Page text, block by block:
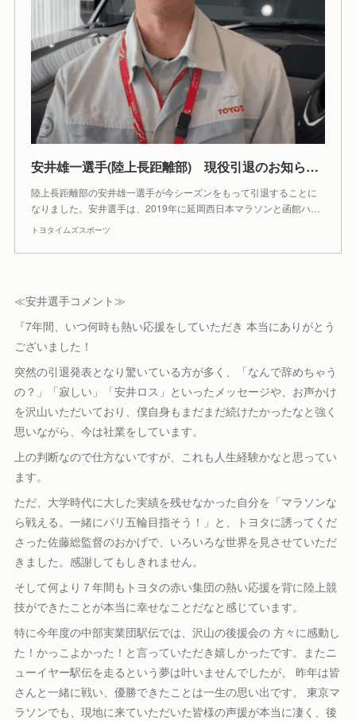
安井雄一選手(陸上長距離部) 現役引退のお知らせ | トヨタイムズスポーツ
陸上長距離部の安井雄一選手が今シーズンをもって引退することに
なりました。安井選手は、2019年に延岡西日本マラソンと函館ハ…
トヨタイムズスポーツ
≪安井選手コメント≫
『7年間、いつ何時も熱い応援をしていただき 本当にありがとう
ございました！
突然の引退発表となり驚いている方が多く、「なんで辞めちゃう
の？」「寂しい」「安井ロス」といったメッセージや、お声かけ
を沢山いただいており、僕自身もまだまだ続けたかったなと強く
思いながら、今は社業をしています。
上の判断なので仕方ないですが、これも人生経験かなと思ってい
ます。
ただ、大学時代に大した実績を残せなかった自分を「マラソンな
ら戦える。一緒にパリ五輪目指そう！」と、トヨタに誘ってくだ
さった佐藤総監督のおかげで、いろいろな世界を見させていただ
きました。感謝してもしきれません。
そして何より７年間もトヨタの赤い集団の熱い応援を背に陸上競
技ができたことが本当に幸せなことだなと感じています。
特に今年度の中部実業団駅伝では、沢山の後援会の 方々に感動し
た！かっこよかった！と言っていただき嬉しかったです。またニ
ューイヤー駅伝を走るという夢は叶いませんでしたが、 昨年は皆
さんと一緒に戦い、優勝できたことは一生の思い出です。 東京マ
ラソンでも、現地に来ていただいた皆様の声援が本当に凄く、後